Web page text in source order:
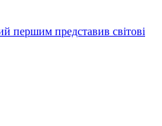
першим представив світові